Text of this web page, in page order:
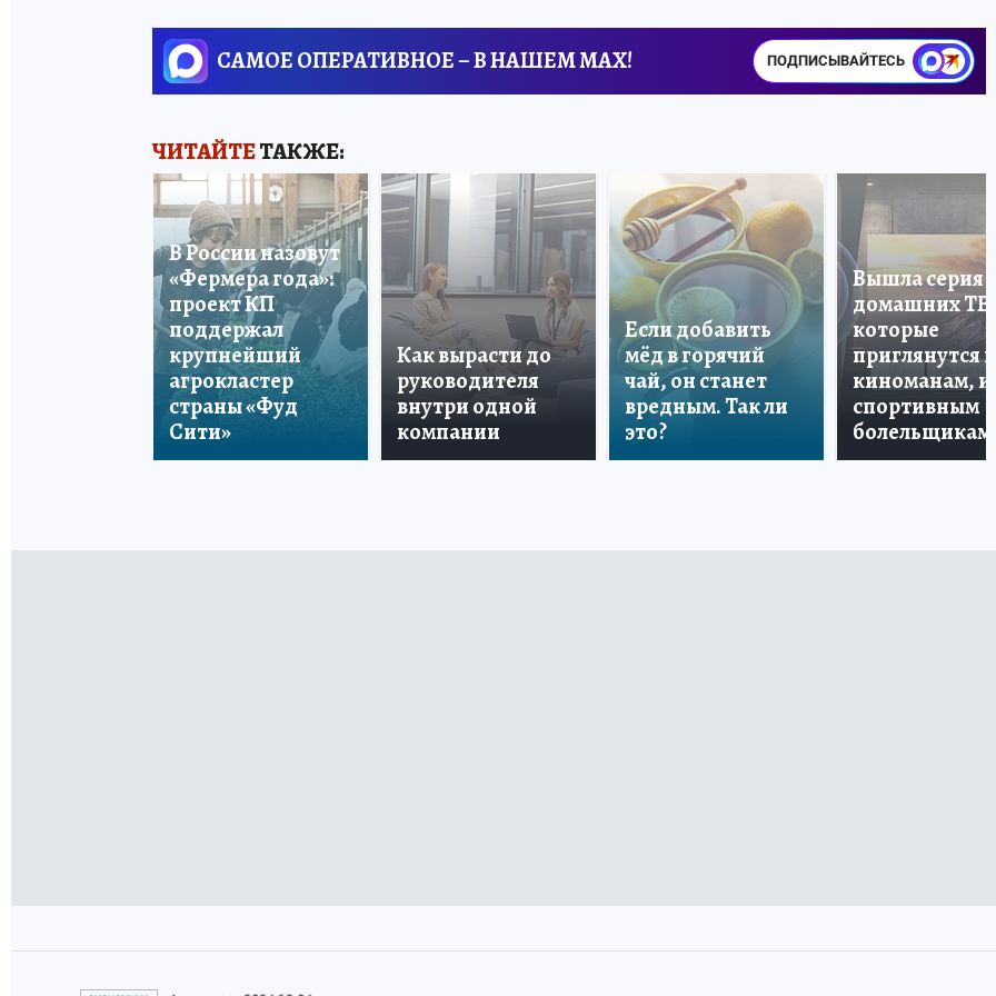
САМОЕ ОПЕРАТИВНОЕ – В НАШЕМ MAX! ПОДПИСЫВАЙТЕСЬ
ЧИТАЙТЕТАКЖЕ:
В России назовут
«Фермера года»:
проект КП
поддержал
крупнейший
агрокластер
страны «Фуд
Сити»
Как вырасти до
руководителя
внутри одной
компании
Если добавить
мёд в горячий
чай, он станет
вредным. Так ли
это?
Вышла серия
домашних ТВ,
которые
приглянутся и
киноманам, и
спортивным
болельщикам